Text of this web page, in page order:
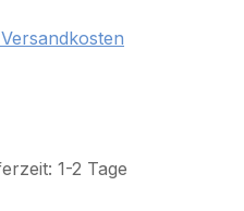
von 5 von 5 Sternen
1-2 Tage